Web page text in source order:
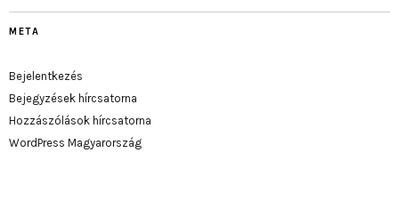
META
Bejelentkezés
Bejegyzések hírcsatorna
Hozzászólások hírcsatorna
WordPress Magyarország